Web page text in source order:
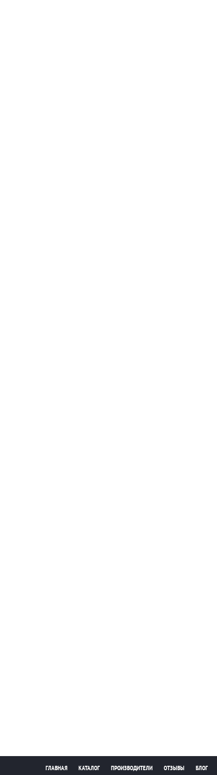
ГЛАВНАЯ КАТАЛОГ ПРОИЗВОДИТЕЛИ ОТЗЫВЫ БЛОГ